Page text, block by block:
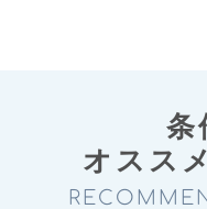
条
オスス